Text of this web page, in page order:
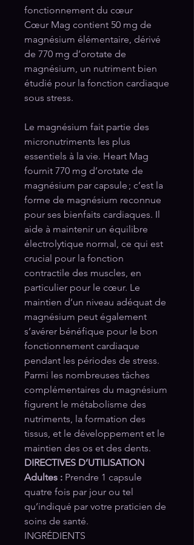
fonctionnement du cœur
Cœur Mag contient 50 mg de
magnésium élémentaire, dérivé
de 770 mg d’orotate de
magnésium, un nutriment bien
étudié pour la fonction cardiaque
sous stress.
Le magnésium fait partie des
micronutriments les plus
essentiels à la vie. Heart Mag
fournit 770 mg d’orotate de
magnésium par capsule ; c’est la
forme de magnésium reconnue
pour ses bienfaits cardiaques. Il
aide à maintenir un équilibre
électrolytique normal, ce qui est
crucial pour la fonction
contractile des muscles, en
particulier pour le cœur. Le
maintien d’un niveau adéquat de
magnésium peut également
s’avérer bénéfique pour le bon
fonctionnement cardiaque
pendant les périodes de stress.
Parmi les nombreuses tâches
complémentaires du magnésium
figurent le métabolisme des
nutriments, la formation des
tissus, et le développement et le
maintien des os et des dents.
DIRECTIVES D’UTILISATION
Adultes : Prendre 1 capsule
quatre fois par jour ou tel
qu’indiqué par votre praticien de
soins de santé.
INGRÉDIENTS